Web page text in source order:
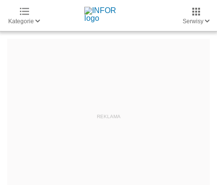
Kategorie Serwisy